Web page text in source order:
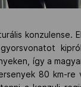
konzulense.
így a
80 km-re